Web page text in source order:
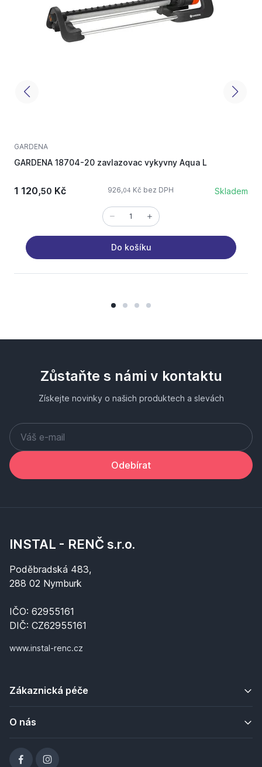
GARDENA
GARDENA 18704-20 zavlazovac vykyvny Aqua L
1 120,50 Kč 926,04 Kč bez DPH Skladem
Do košíku
Zůstaňte s námi v kontaktu
Získejte novinky o našich produktech a slevách
Odebírat
INSTAL - RENČ s.r.o.
Poděbradská 483,
288 02 Nymburk
IČO: 62955161
DIČ: CZ62955161
www.instal-renc.cz
Zákaznická péče
O nás